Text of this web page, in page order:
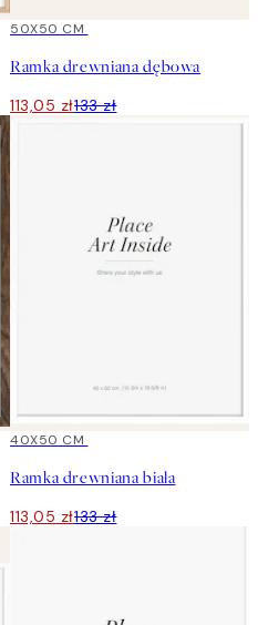
15%*
50X50 CM
Ramka drewniana dębowa
113,05 zł133 zł
15%*
40X50 CM
Ramka drewniana biała
113,05 zł133 zł